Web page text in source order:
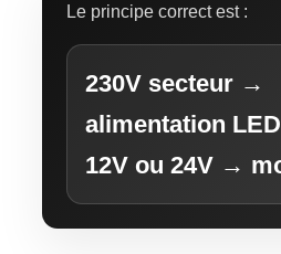
Le principe correct est :
230V secteur →
alimentation
12V ou 24V →